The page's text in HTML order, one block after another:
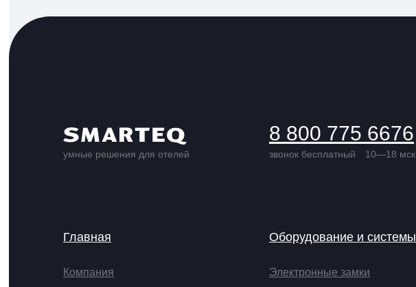
умные решения для отелей
Главная
Компания
Оборудование и системы
Электронные замки
8 800 775 6676
звонок бесплатный 10—18 мск